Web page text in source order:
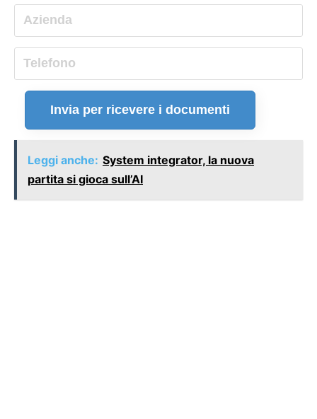
Invia per ricevere i documenti
Leggi anche: System integrator, la nuova
partita si gioca sull’AI